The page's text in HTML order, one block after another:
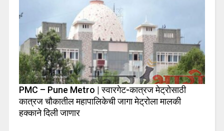
PMC – Pune Metro | स्वारगेट-कात्रज मेट्रोसाठी
कात्रज चौकातील महापालिकेची जागा मेट्रोला मालकी
हक्काने दिली जाणार